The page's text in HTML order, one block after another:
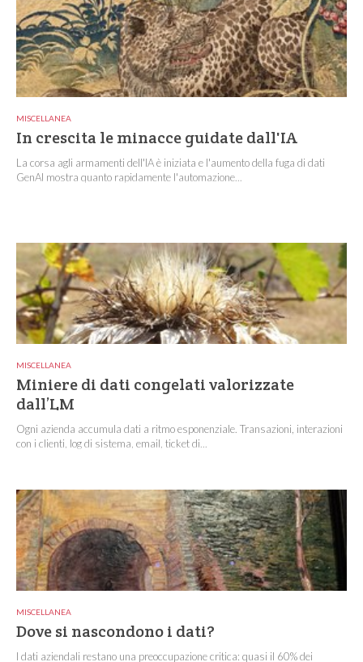
MISCELLANEA
In crescita le minacce guidate dall'IA
La corsa agli armamenti dell'IA è iniziata e l'aumento della fuga di dati
GenAI mostra quanto rapidamente l'automazione...
MISCELLANEA
Miniere di dati congelati valorizzate
dall’LM
Ogni azienda accumula dati a ritmo esponenziale. Transazioni, interazioni
con i clienti, log di sistema, email, ticket di...
MISCELLANEA
Dove si nascondono i dati?
I dati aziendali restano una preoccupazione critica: quasi il 60% dei